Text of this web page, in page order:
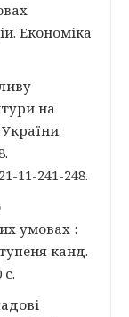
Економіка
на
11-241-248.
умовах :
канд.
с.